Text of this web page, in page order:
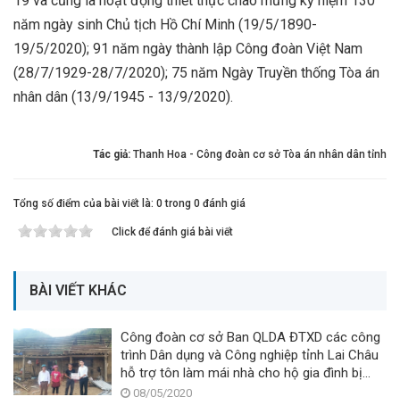
năm ngày sinh Chủ tịch Hồ Chí Minh (19/5/1890-
19/5/2020); 91 năm ngày thành lập Công đoàn Việt Nam
(28/7/1929-28/7/2020); 75 năm Ngày Truyền thống Tòa án
nhân dân (13/9/1945 - 13/9/2020).
Tác giả: Thanh Hoa - Công đoàn cơ sở Tòa án nhân dân tỉnh
Tổng số điểm của bài viết là: 0 trong 0 đánh giá
Click để đánh giá bài viết
BÀI VIẾT KHÁC
Công đoàn cơ sở Ban QLDA ĐTXD các công
trình Dân dụng và Công nghiệp tỉnh Lai Châu
hỗ trợ tôn làm mái nhà cho hộ gia đình bị
thiệt hại do mưa đá, gió lốc tại xã Mù Sang
08/05/2020